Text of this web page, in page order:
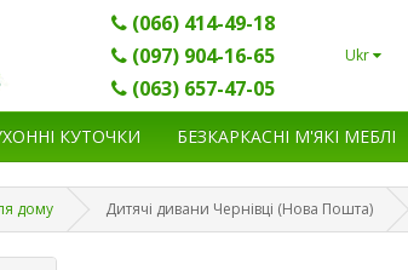
(066) 414-49-18
(097) 904-16-65
(063) 657-47-05
Ukr
КУТОЧКИ БЕЗКАРКАСНІ М'ЯКІ МЕБЛІ
дому Дитячі дивани Чернівці (Нова Пошта)